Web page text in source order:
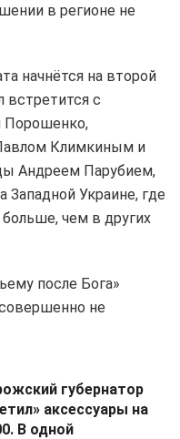
в регионе не
начнётся на второй
встретится с
Порошенко,
Климкиным и
Андреем Парубием,
Западной Украине, где
чем в других
после Бога»
не
губернатор
аксессуары на
В одной